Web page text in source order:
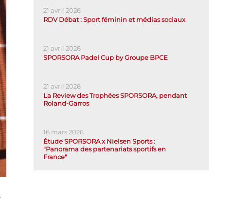
21 avril 2026
RDV Débat : Sport féminin et médias sociaux
21 avril 2026
SPORSORA Padel Cup by Groupe BPCE
21 avril 2026
La Review des Trophées SPORSORA, pendant
Roland-Garros
16 mars 2026
Étude SPORSORA x Nielsen Sports :
"Panorama des partenariats sportifs en
France"